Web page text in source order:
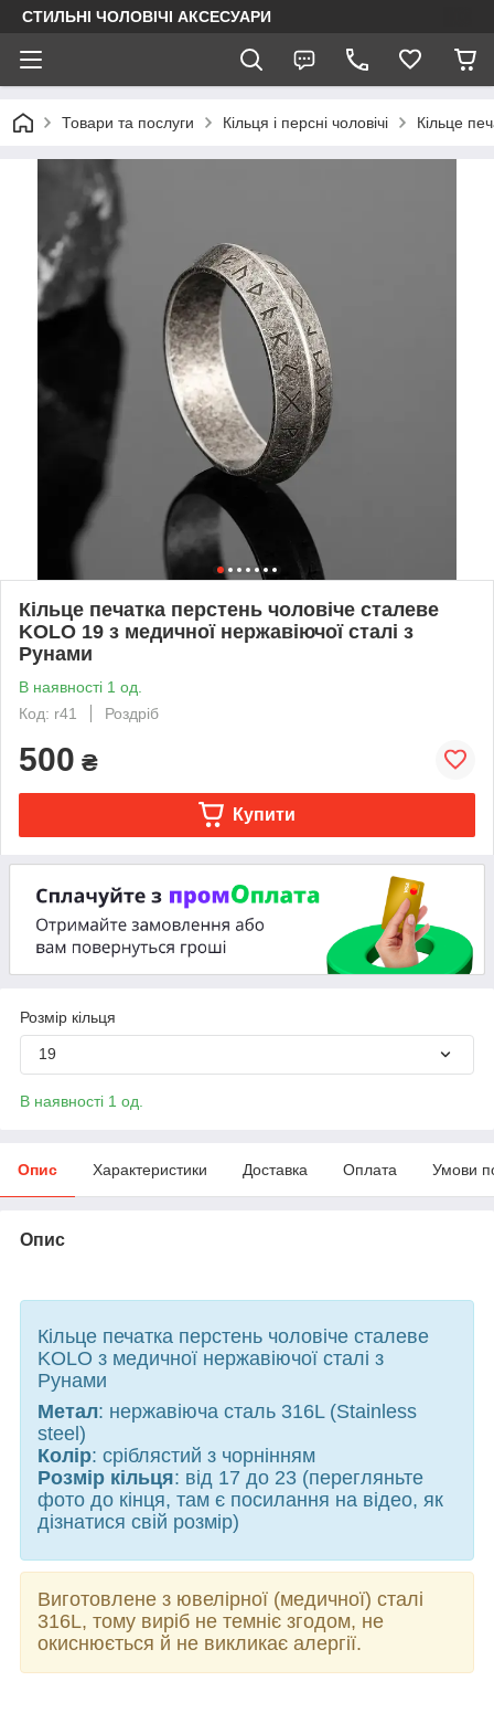
СТИЛЬНІ ЧОЛОВІЧІ АКСЕСУАРИ
Товари та послуги Кільця і персні чоловічі Кільце
Кільце печатка перстень чоловіче сталеве
KOLO 19 з медичної нержавіючої сталі з
Рунами
В наявності 1 од.
Код: r41
Роздріб
500 ₴
Купити
Розмір кільця
19
В наявності 1 од.
Опис Характеристики Доставка Оплата Умови
Опис
Кільце печатка перстень чоловіче сталеве
KOLO з медичної нержавіючої сталі з
Рунами
Метал: нержавіюча сталь 316L (Stainless
steel)
Колір: сріблястий з чорнінням
Розмір кільця: від 17 до 23 (перегляньте
фото до кінця, там є посилання на відео, як
дізнатися свій розмір)
Виготовлене з ювелірної (медичної) сталі
316L, тому виріб не темніє згодом, не
окиснюється й не викликає алергії.